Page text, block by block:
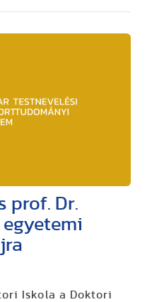
prof. Dr.
egyetemi
Iskola a Doktori